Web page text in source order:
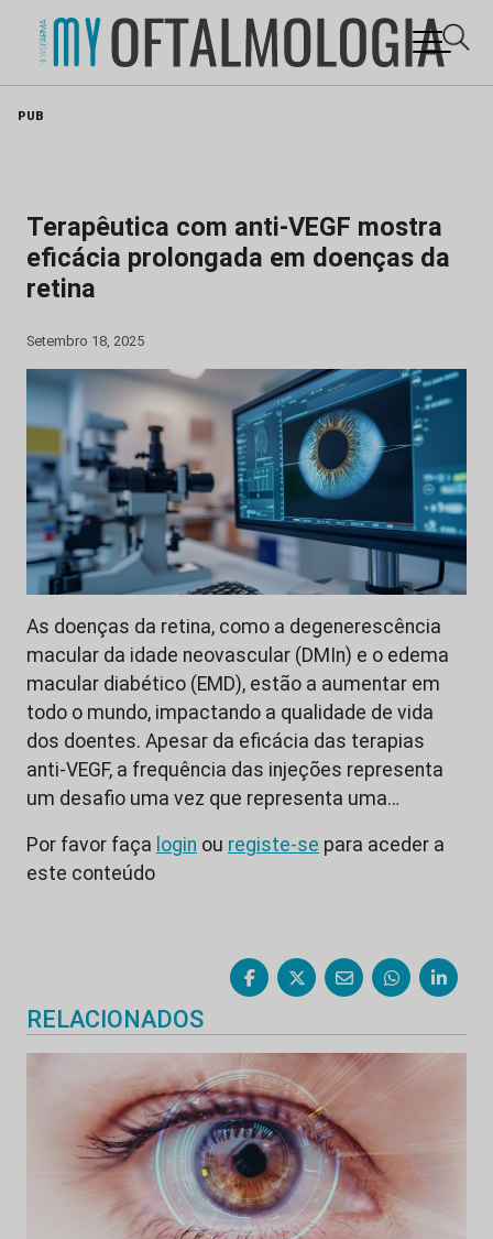
PUB
Terapêutica com anti-VEGF mostra
eficácia prolongada em doenças da
retina
Setembro 18, 2025
As doenças da retina, como a degenerescência
macular da idade neovascular (DMIn) e o edema
macular diabético (EMD), estão a aumentar em
todo o mundo, impactando a qualidade de vida
dos doentes. Apesar da eficácia das terapias
anti-VEGF, a frequência das injeções representa
um desafio uma vez que representa uma…
Por favor faça login ou registe-se para aceder a
este conteúdo
RELACIONADOS